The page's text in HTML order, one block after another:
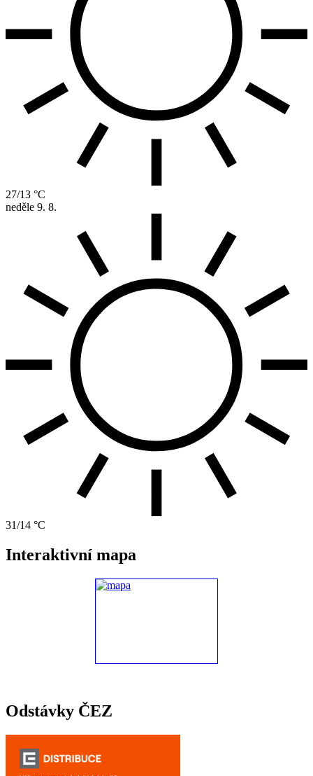
27/13 °C
neděle 9. 8.
31/14 °C
Interaktivní mapa
Odstávky ČEZ